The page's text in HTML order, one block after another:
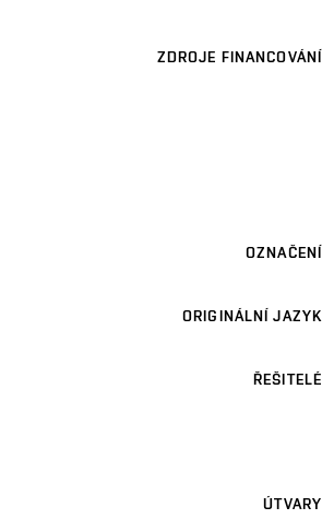
ZDROJE FINANCOVÁNÍ
OZNAČENÍ
ORIGINÁLNÍ JAZYK
ŘEŠITELÉ
ÚTVARY